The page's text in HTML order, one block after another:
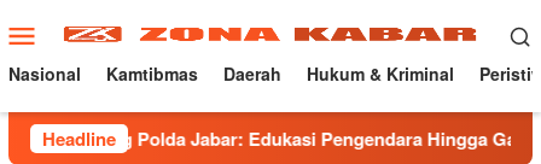
ke
konten
Menu
Mobile
Nasional Kamtibmas Daerah Hukum & Kriminal
Headline
Jabar: Edukasi Pengendara Hingga Ganti Knalpot